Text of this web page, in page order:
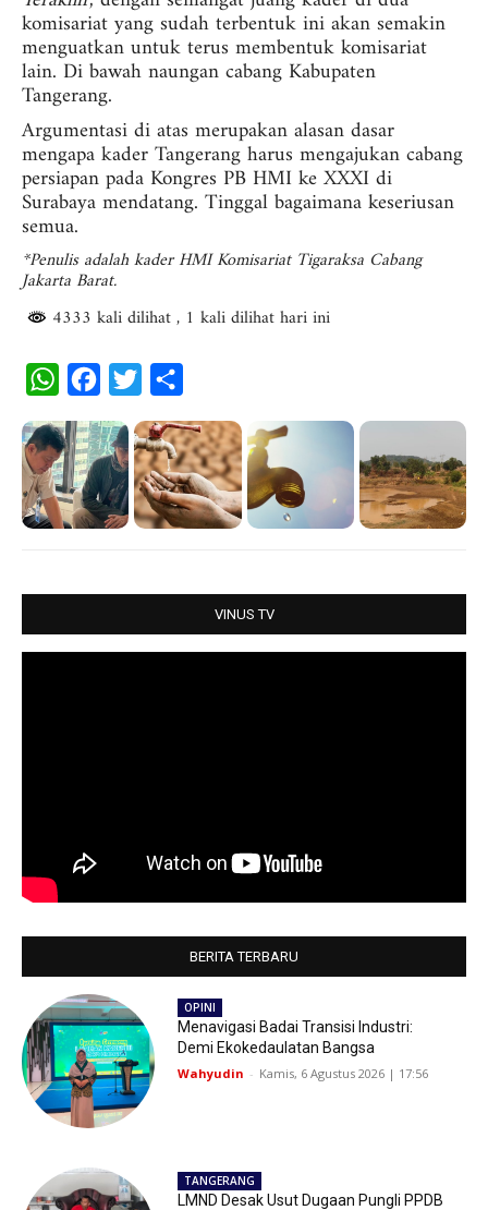
komisariat yang sudah terbentuk ini akan semakin
menguatkan untuk terus membentuk komisariat
lain. Di bawah naungan cabang Kabupaten
Tangerang.
Argumentasi di atas merupakan alasan dasar
mengapa kader Tangerang harus mengajukan cabang
persiapan pada Kongres PB HMI ke XXXI di
Surabaya mendatang. Tinggal bagaimana keseriusan
semua.
*Penulis adalah kader HMI Komisariat Tigaraksa Cabang
Jakarta Barat.
4333 kali dilihat, 1 kali dilihat hari ini
W
a
t
s
c
e
b
i
t
t
a
r
e
VINUS TV
BERITA TERBARU
OPINI
Menavigasi Badai Transisi Industri:
Demi Ekokedaulatan Bangsa
Wahyudin - Kamis, 6 Agustus 2026 | 17:56
TANGERANG
LMND Desak Usut Dugaan Pungli PPDB